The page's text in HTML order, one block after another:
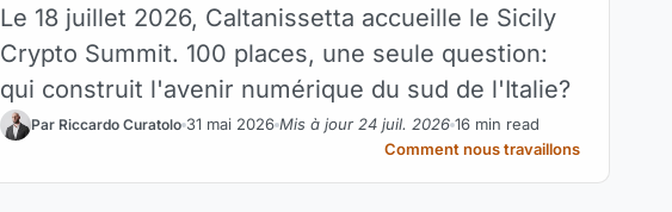
Le 18 juillet 2026, Caltanissetta accueille le Sicily
Crypto Summit. 100 places, une seule question:
qui construit l'avenir numérique du sud de l'Italie?
Par Riccardo Curatolo 31 mai 2026 Mis à jour 24 juil. 2026 16 min read
Comment nous travaillons